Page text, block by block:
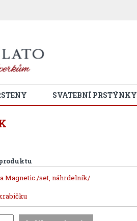
SVATEBNÍ PRSTÝNKY
Magnetic /set, náhrdelník/